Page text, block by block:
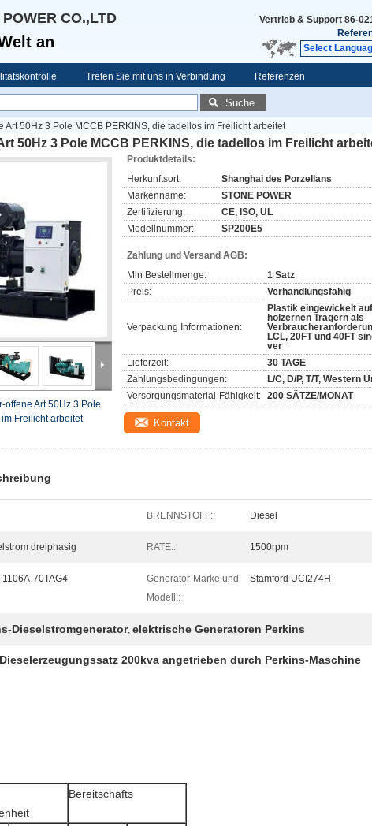
CO.,LTD
an
Vertrieb & Support 86-
Select
Treten Sie mit uns in Verbindung Referenzen
Suche
Art 50Hz 3 Pole MCCB PERKINS, die tadellos im Freilicht arbeitet
50Hz 3 Pole MCCB PERKINS, die tadellos im Freilicht
offene Art 50Hz 3 Pole
Freilicht arbeitet
Produktdetails:
Herkunftsort:
Shanghai des Porzellans
Markenname:
STONE POWER
Zertifizierung:
CE, ISO, UL
Modellnummer:
SP200E5
Zahlung und Versand AGB:
Min Bestellmenge:
1 Satz
Preis:
Verhandlungsfähig
Verpackung Informationen:
Plastik eingewickelt auf
hölzernen Trägern als
LCL, 20FT und 40FT
ver
Lieferzeit:
30 TAGE
Zahlungsbedingungen:
L/C, D/P, T/T, Western
Versorgungsmaterial-Fähigkeit: 200 SÄTZE/MONAT
Kontakt
BRENNSTOFF:: Diesel
dreiphasig RATE:: 1500rpm
1106A-70TAG4
Generator-Marke und
Modell::
Stamford UCI274H
Dieselstromgenerator, elektrische Generatoren Perkins
200kva angetrieben durch Perkins-Maschine
Bereitschafts